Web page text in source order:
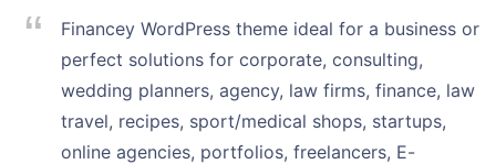
Financey WordPress theme ideal for a business or
perfect solutions for corporate, consulting,
wedding planners, agency, law firms, finance, law
travel, recipes, sport/medical shops, startups,
online agencies, portfolios, freelancers, E-